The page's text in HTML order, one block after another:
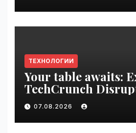
ТЕХНОЛОГИИ
Your table awaits:
TechCrunch
be seen by
VseTime.ru
07.08.2026